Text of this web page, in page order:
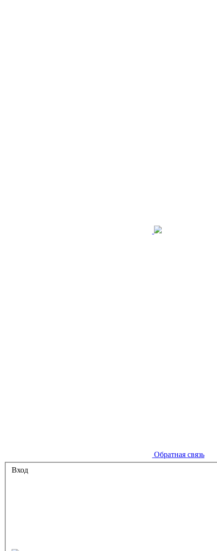
Обратная связь
Вход